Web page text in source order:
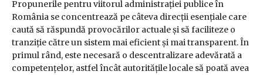
Propunerile pentru viitorul administrației publice în
România se concentrează pe câteva direcții esențiale care
caută să răspundă provocărilor actuale și să faciliteze o
tranziție către un sistem mai eficient și mai transparent. În
primul rând, este necesară o descentralizare adevărată a
competențelor, astfel încât autoritățile locale să poată avea